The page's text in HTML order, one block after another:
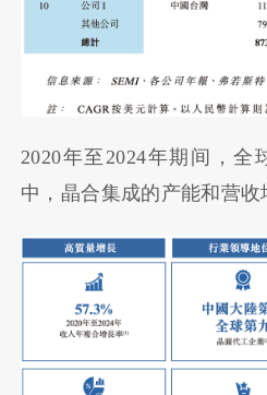
2020年至2024年期间，
中，晶合集成的产能和营收